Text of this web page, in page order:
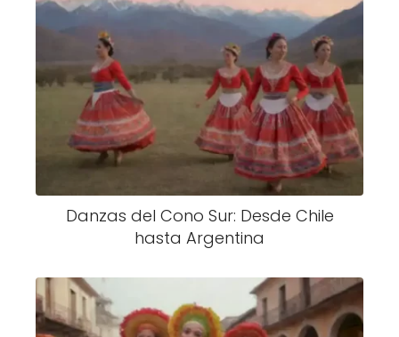
Danzas del Cono Sur: Desde Chile
hasta Argentina